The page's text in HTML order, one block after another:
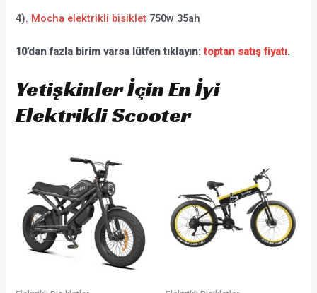
4). Mocha elektrikli bisiklet 750w 35ah
10’dan fazla birim varsa lütfen tıklayın:toptan satış fiyatı.
Yetişkinler İçin En İyi
Elektrikli Scooter